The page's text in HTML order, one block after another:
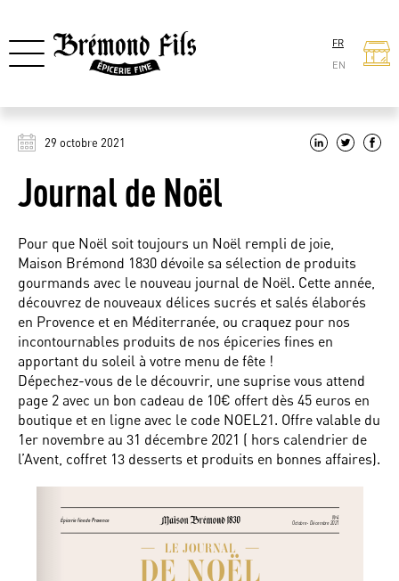
FR
EN
29 octobre 2021
Journal de Noël
Pour que Noël soit toujours un Noël rempli de joie,
Maison Brémond 1830 dévoile sa sélection de produits
gourmands avec le nouveau journal de Noël. Cette année,
découvrez de nouveaux délices sucrés et salés élaborés
en Provence et en Méditerranée, ou craquez pour nos
incontournables produits de nos épiceries fines en
apportant du soleil à votre menu de fête !
Dépechez-vous de le découvrir, une suprise vous attend
page 2 avec un bon cadeau de 10€ offert dès 45 euros en
boutique et en ligne avec le code NOEL21. Offre valable du
1er novembre au 31 décembre 2021 ( hors calendrier de
l’Avent, coffret 13 desserts et produits en bonnes affaires).